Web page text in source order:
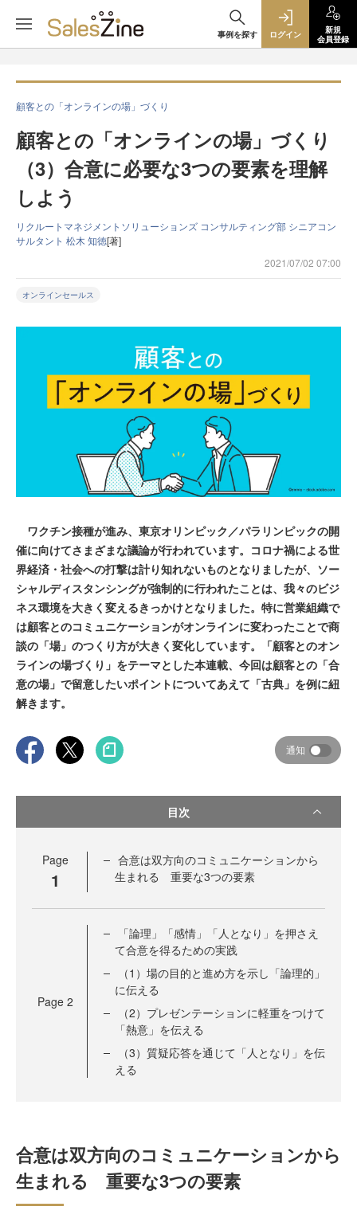
事例を探す ログイン
新規
会員登録
顧客との「オンラインの場」づくり
顧客との「オンラインの場」づくり
（3）合意に必要な3つの要素を理解
しよう
リクルートマネジメントソリューションズ コンサルティング部 シニアコン
サルタント 松木 知徳[著]
2021/07/02 07:00
オンラインセールス
ワクチン接種が進み、東京オリンピック／パラリンピックの開
催に向けてさまざまな議論が行われています。コロナ禍による世
界経済・社会への打撃は計り知れないものとなりましたが、ソー
シャルディスタンシングが強制的に行われたことは、我々のビジ
ネス環境を大きく変えるきっかけとなりました。特に営業組織で
は顧客とのコミュニケーションがオンラインに変わったことで商
談の「場」のつくり方が大きく変化しています。「顧客とのオン
ラインの場づくり」をテーマとした本連載、今回は顧客との「合
意の場」で留意したいポイントについてあえて「古典」を例に紐
解きます。
通知
目次
Page
1
合意は双方向のコミュニケーションから
生まれる 重要な3つの要素
Page 2
「論理」「感情」「人となり」を押さえ
て合意を得るための実践
（1）場の目的と進め方を示し「論理的」
に伝える
（2）プレゼンテーションに軽重をつけて
「熱意」を伝える
（3）質疑応答を通じて「人となり」を伝
える
合意は双方向のコミュニケーションから
生まれる 重要な3つの要素